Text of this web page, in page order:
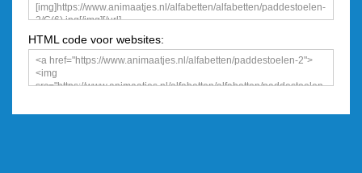
HTML code voor websites: